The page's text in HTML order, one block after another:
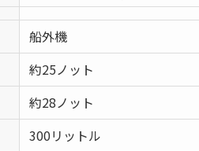
船外機
約25ノット
約28ノット
300リットル